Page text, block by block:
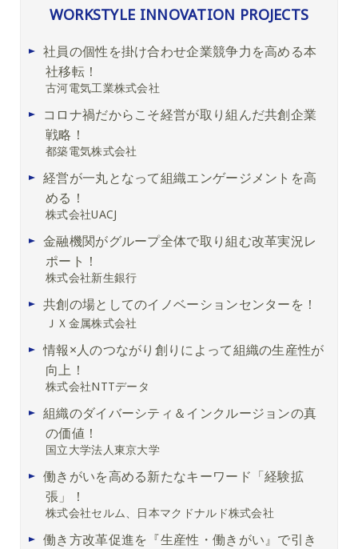
WORKSTYLE INNOVATION PROJECTS
社員の個性を掛け合わせ企業競争力を高める本
社移転！
古河電気工業株式会社
コロナ禍だからこそ経営が取り組んだ共創企業
戦略！
都築電気株式会社
経営が一丸となって組織エンゲージメントを高
める！
株式会社UACJ
金融機関がグループ全体で取り組む改革実況レ
ポート！
株式会社新生銀行
共創の場としてのイノベーションセンターを！
ＪＸ金属株式会社
情報×人のつながり創りによって組織の生産性が
向上！
株式会社NTTデータ
組織のダイバーシティ＆インクルージョンの真
の価値！
国立大学法人東京大学
働きがいを高める新たなキーワード「経験拡
張」！
株式会社セルム、日本マクドナルド株式会社
働き方改革促進を『生産性・働きがい』で引き